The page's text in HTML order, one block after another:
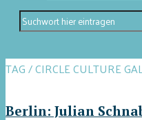
TAG / CIRCLE CULTURE
Berlin: Julian